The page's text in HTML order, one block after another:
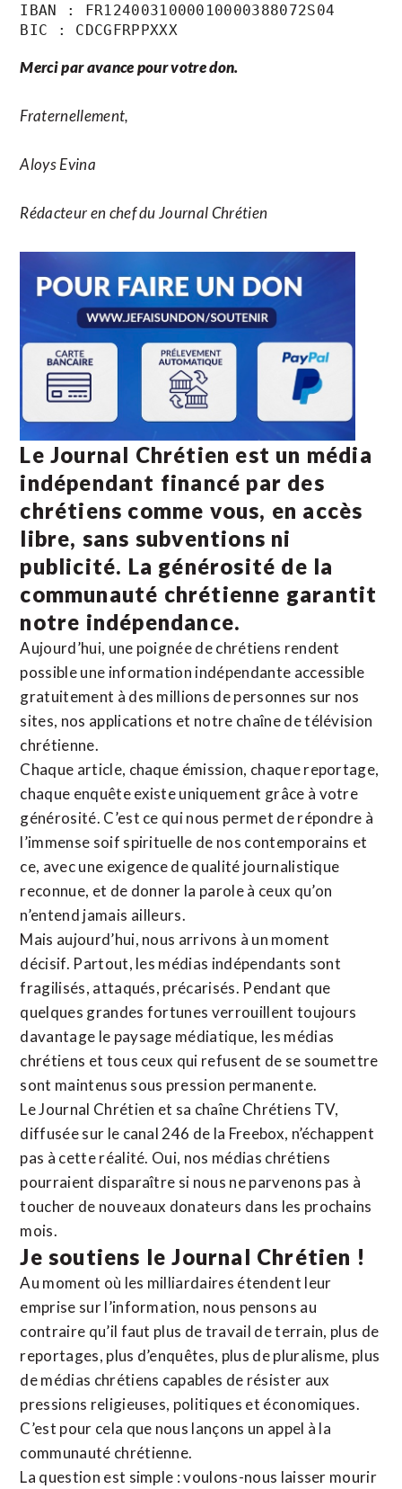
IBAN : FR1240031000010000388072S04
BIC : CDCGFRPPXXX
Merci par avance pour votre don.
Fraternellement,
Aloys Evina
Rédacteur en chef du Journal Chrétien
Le Journal Chrétien est un média
indépendant financé par des
chrétiens comme vous, en accès
libre, sans subventions ni
publicité. La générosité de la
communauté chrétienne garantit
notre indépendance.
Aujourd’hui, une poignée de chrétiens rendent
possible une information indépendante accessible
gratuitement à des millions de personnes sur nos
sites, nos applications et notre chaîne de télévision
chrétienne.
Chaque article, chaque émission, chaque reportage,
chaque enquête existe uniquement grâce à votre
générosité. C’est ce qui nous permet de répondre à
l’immense soif spirituelle de nos contemporains et
ce, avec une exigence de qualité journalistique
reconnue, et de donner la parole à ceux qu’on
n’entend jamais ailleurs.
Mais aujourd’hui, nous arrivons à un moment
décisif. Partout, les médias indépendants sont
fragilisés, attaqués, précarisés. Pendant que
quelques grandes fortunes verrouillent toujours
davantage le paysage médiatique, les médias
chrétiens et tous ceux qui refusent de se soumettre
sont maintenus sous pression permanente.
Le Journal Chrétien et sa chaîne Chrétiens TV,
diffusée sur le canal 246 de la Freebox, n’échappent
pas à cette réalité. Oui, nos médias chrétiens
pourraient disparaître si nous ne parvenons pas à
toucher de nouveaux donateurs dans les prochains
mois.
Je soutiens le Journal Chrétien !
Au moment où les milliardaires étendent leur
emprise sur l’information, nous pensons au
contraire qu’il faut plus de travail de terrain, plus de
reportages, plus d’enquêtes, plus de pluralisme, plus
de médias chrétiens capables de résister aux
pressions religieuses, politiques et économiques.
C’est pour cela que nous lançons un appel à la
communauté chrétienne.
La question est simple : voulons-nous laisser mourir